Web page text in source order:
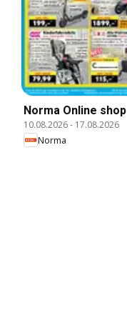
Norma Online shop
10.08.2026- 17.08.2026
Norma